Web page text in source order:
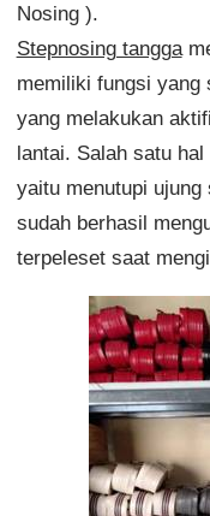
Nosing ).
Stepnosing tangga
memiliki fungsi yang
yang melakukan
lantai. Salah satu
yaitu menutupi
sudah berhasil
terpeleset saat